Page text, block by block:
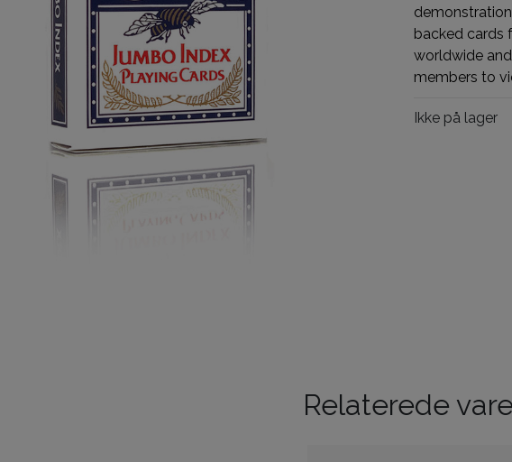
backed cards
worldwide
members to
Ikke på lager
Relaterede